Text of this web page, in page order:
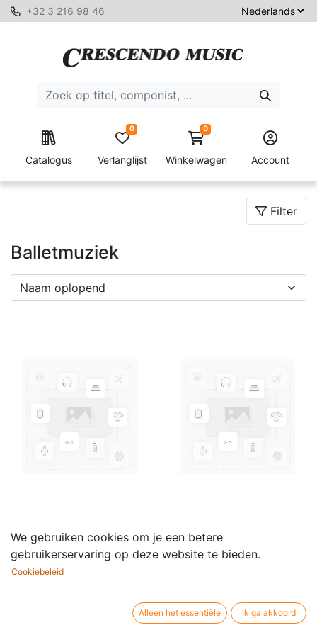
+32 3 216 98 46
Catalogus Verlanglijst
0 0
Winkelwagen Account
Filter
Balletmuziek
Graded Examinations
in Dance - Grade 6
(Male & female) - Music
Book
Graded Examinations
in Dance - Grade 7
(Female) - Music Book
We gebruiken cookies om je een betere
gebruikerservaring op deze website te bieden.
Cookiebeleid
Alleen het essentiële Ik ga akkoord